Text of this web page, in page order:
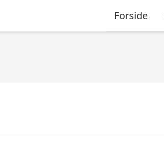
Forside